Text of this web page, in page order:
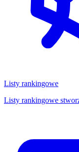
Listy rankingowe
Listy rankingowe